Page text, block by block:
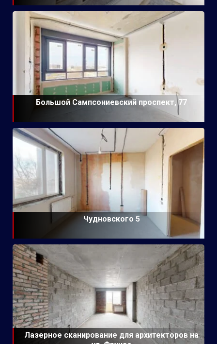
Большой Сампсониевский проспект, 77
Чудновского 5
Лазерное сканирование для архитекторов на